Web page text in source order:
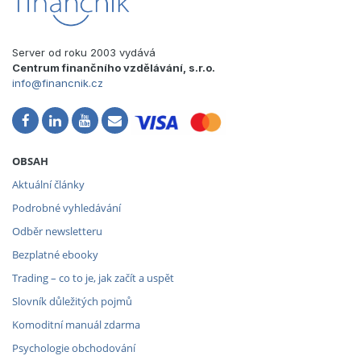
Server od roku 2003 vydává
Centrum finančního vzdělávání, s.r.o.
info@financnik.cz
OBSAH
Aktuální články
Podrobné vyhledávání
Odběr newsletteru
Bezplatné ebooky
Trading – co to je, jak začít a uspět
Slovník důležitých pojmů
Komoditní manuál zdarma
Psychologie obchodování